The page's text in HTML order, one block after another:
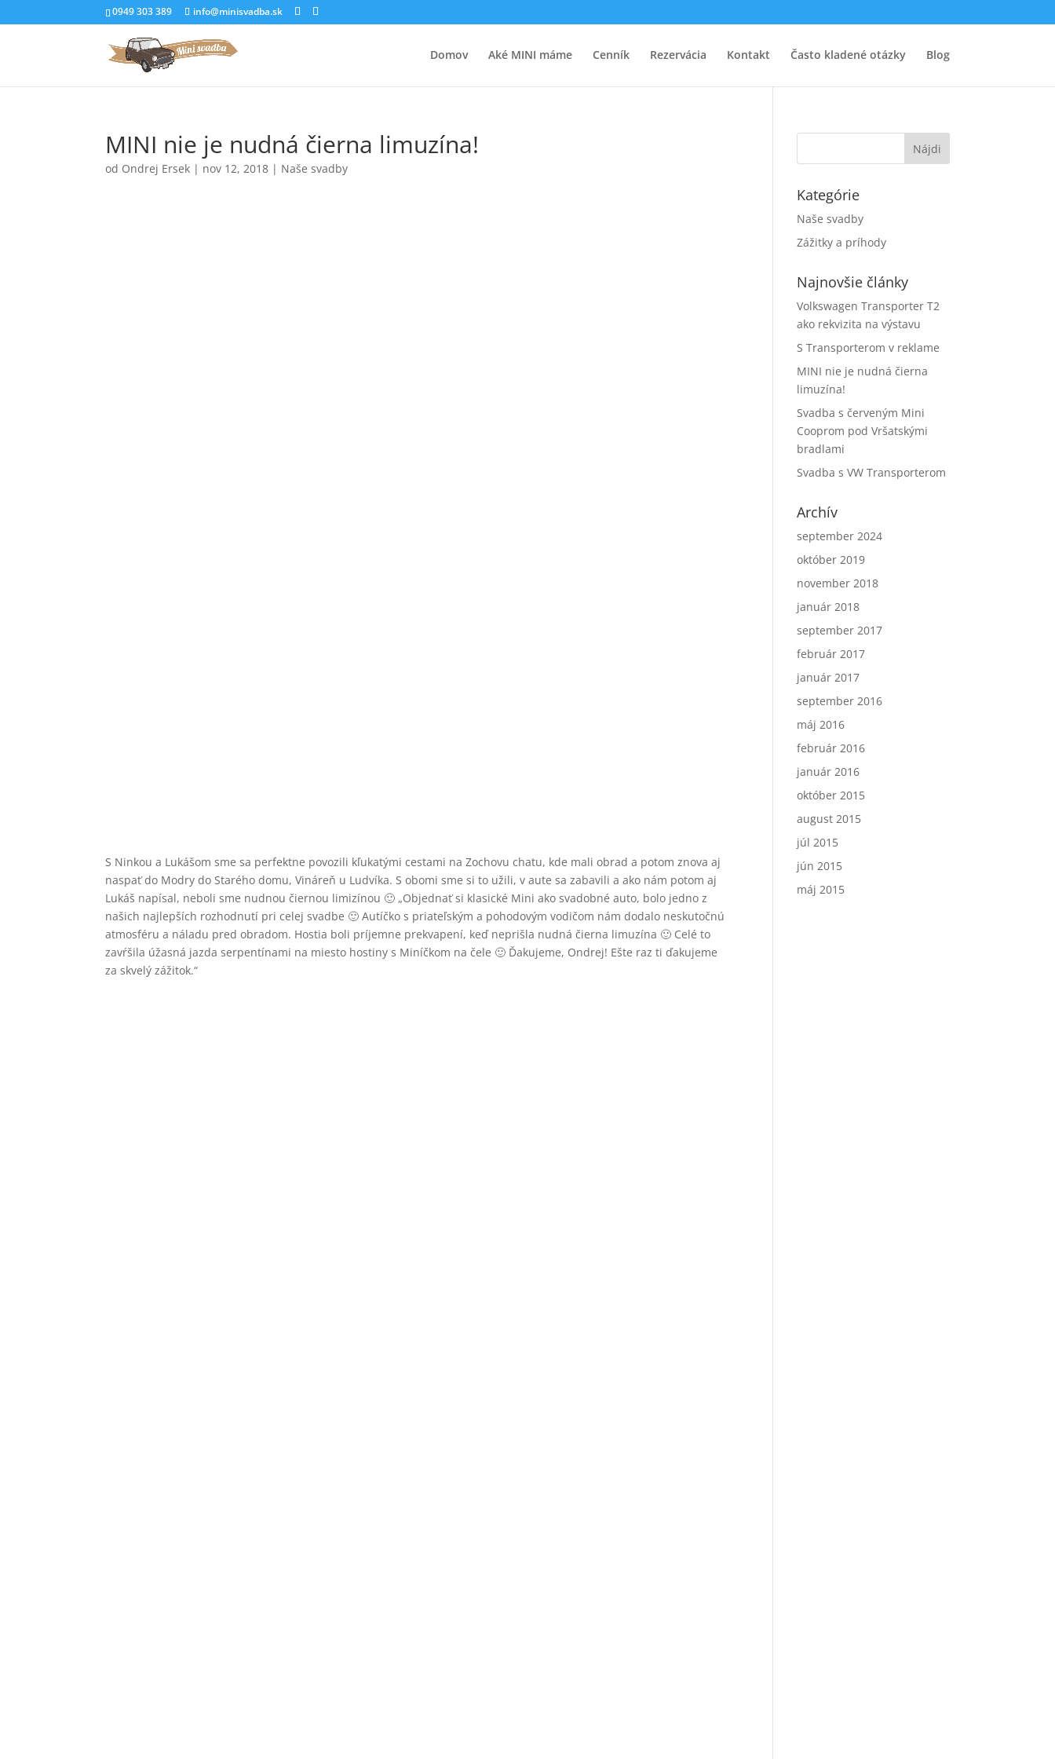
0949 303 389 info@minisvadba.sk
Domov Aké MINI máme Cenník Rezervácia Kontakt Často kladené otázky Blog
MINI nie je nudná čierna limuzína!
od Ondrej Ersek | nov 12, 2018 | Naše svadby
S Ninkou a Lukášom sme sa perfektne povozili kľukatými cestami na Zochovu chatu, kde mali obrad a potom znova aj
naspať do Modry do Starého domu, Vináreň u Ludvíka. S obomi sme si to užili, v aute sa zabavili a ako nám potom aj
Lukáš napísal, neboli sme nudnou čiernou limizínou 🙂 „Objednať si klasické Mini ako svadobné auto, bolo jedno z
našich najlepších rozhodnutí pri celej svadbe 🙂 Autíčko s priateľským a pohodovým vodičom nám dodalo neskutočnú
atmosféru a náladu pred obradom. Hostia boli príjemne prekvapení, keď neprišla nudná čierna limuzína 🙂 Celé to
zavŕšila úžasná jazda serpentínami na miesto hostiny s Miníčkom na čele 🙂 Ďakujeme, Ondrej! Ešte raz ti ďakujeme
za skvelý zážitok.“
Kategórie
Naše svadby
Zážitky a príhody
Najnovšie články
Volkswagen Transporter T2
ako rekvizita na výstavu
S Transporterom v reklame
MINI nie je nudná čierna
limuzína!
Svadba s červeným Mini
Cooprom pod Vršatskými
bradlami
Svadba s VW Transporterom
Archív
september 2024
október 2019
november 2018
január 2018
september 2017
február 2017
január 2017
september 2016
máj 2016
február 2016
január 2016
október 2015
august 2015
júl 2015
jún 2015
máj 2015